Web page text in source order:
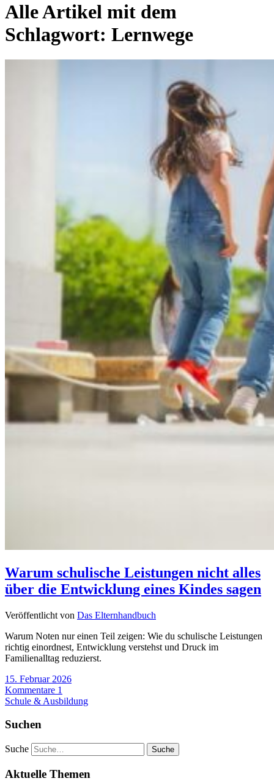
Alle Artikel mit dem
Schlagwort: Lernwege
Warum schulische Leistungen nicht alles
über die Entwicklung eines Kindes sagen
Veröffentlicht von Das Elternhandbuch
Warum Noten nur einen Teil zeigen: Wie du schulische Leistungen
richtig einordnest, Entwicklung verstehst und Druck im
Familienalltag reduzierst.
15. Februar 2026
Kommentare 1
Schule & Ausbildung
Suchen
Suche
Aktuelle Themen